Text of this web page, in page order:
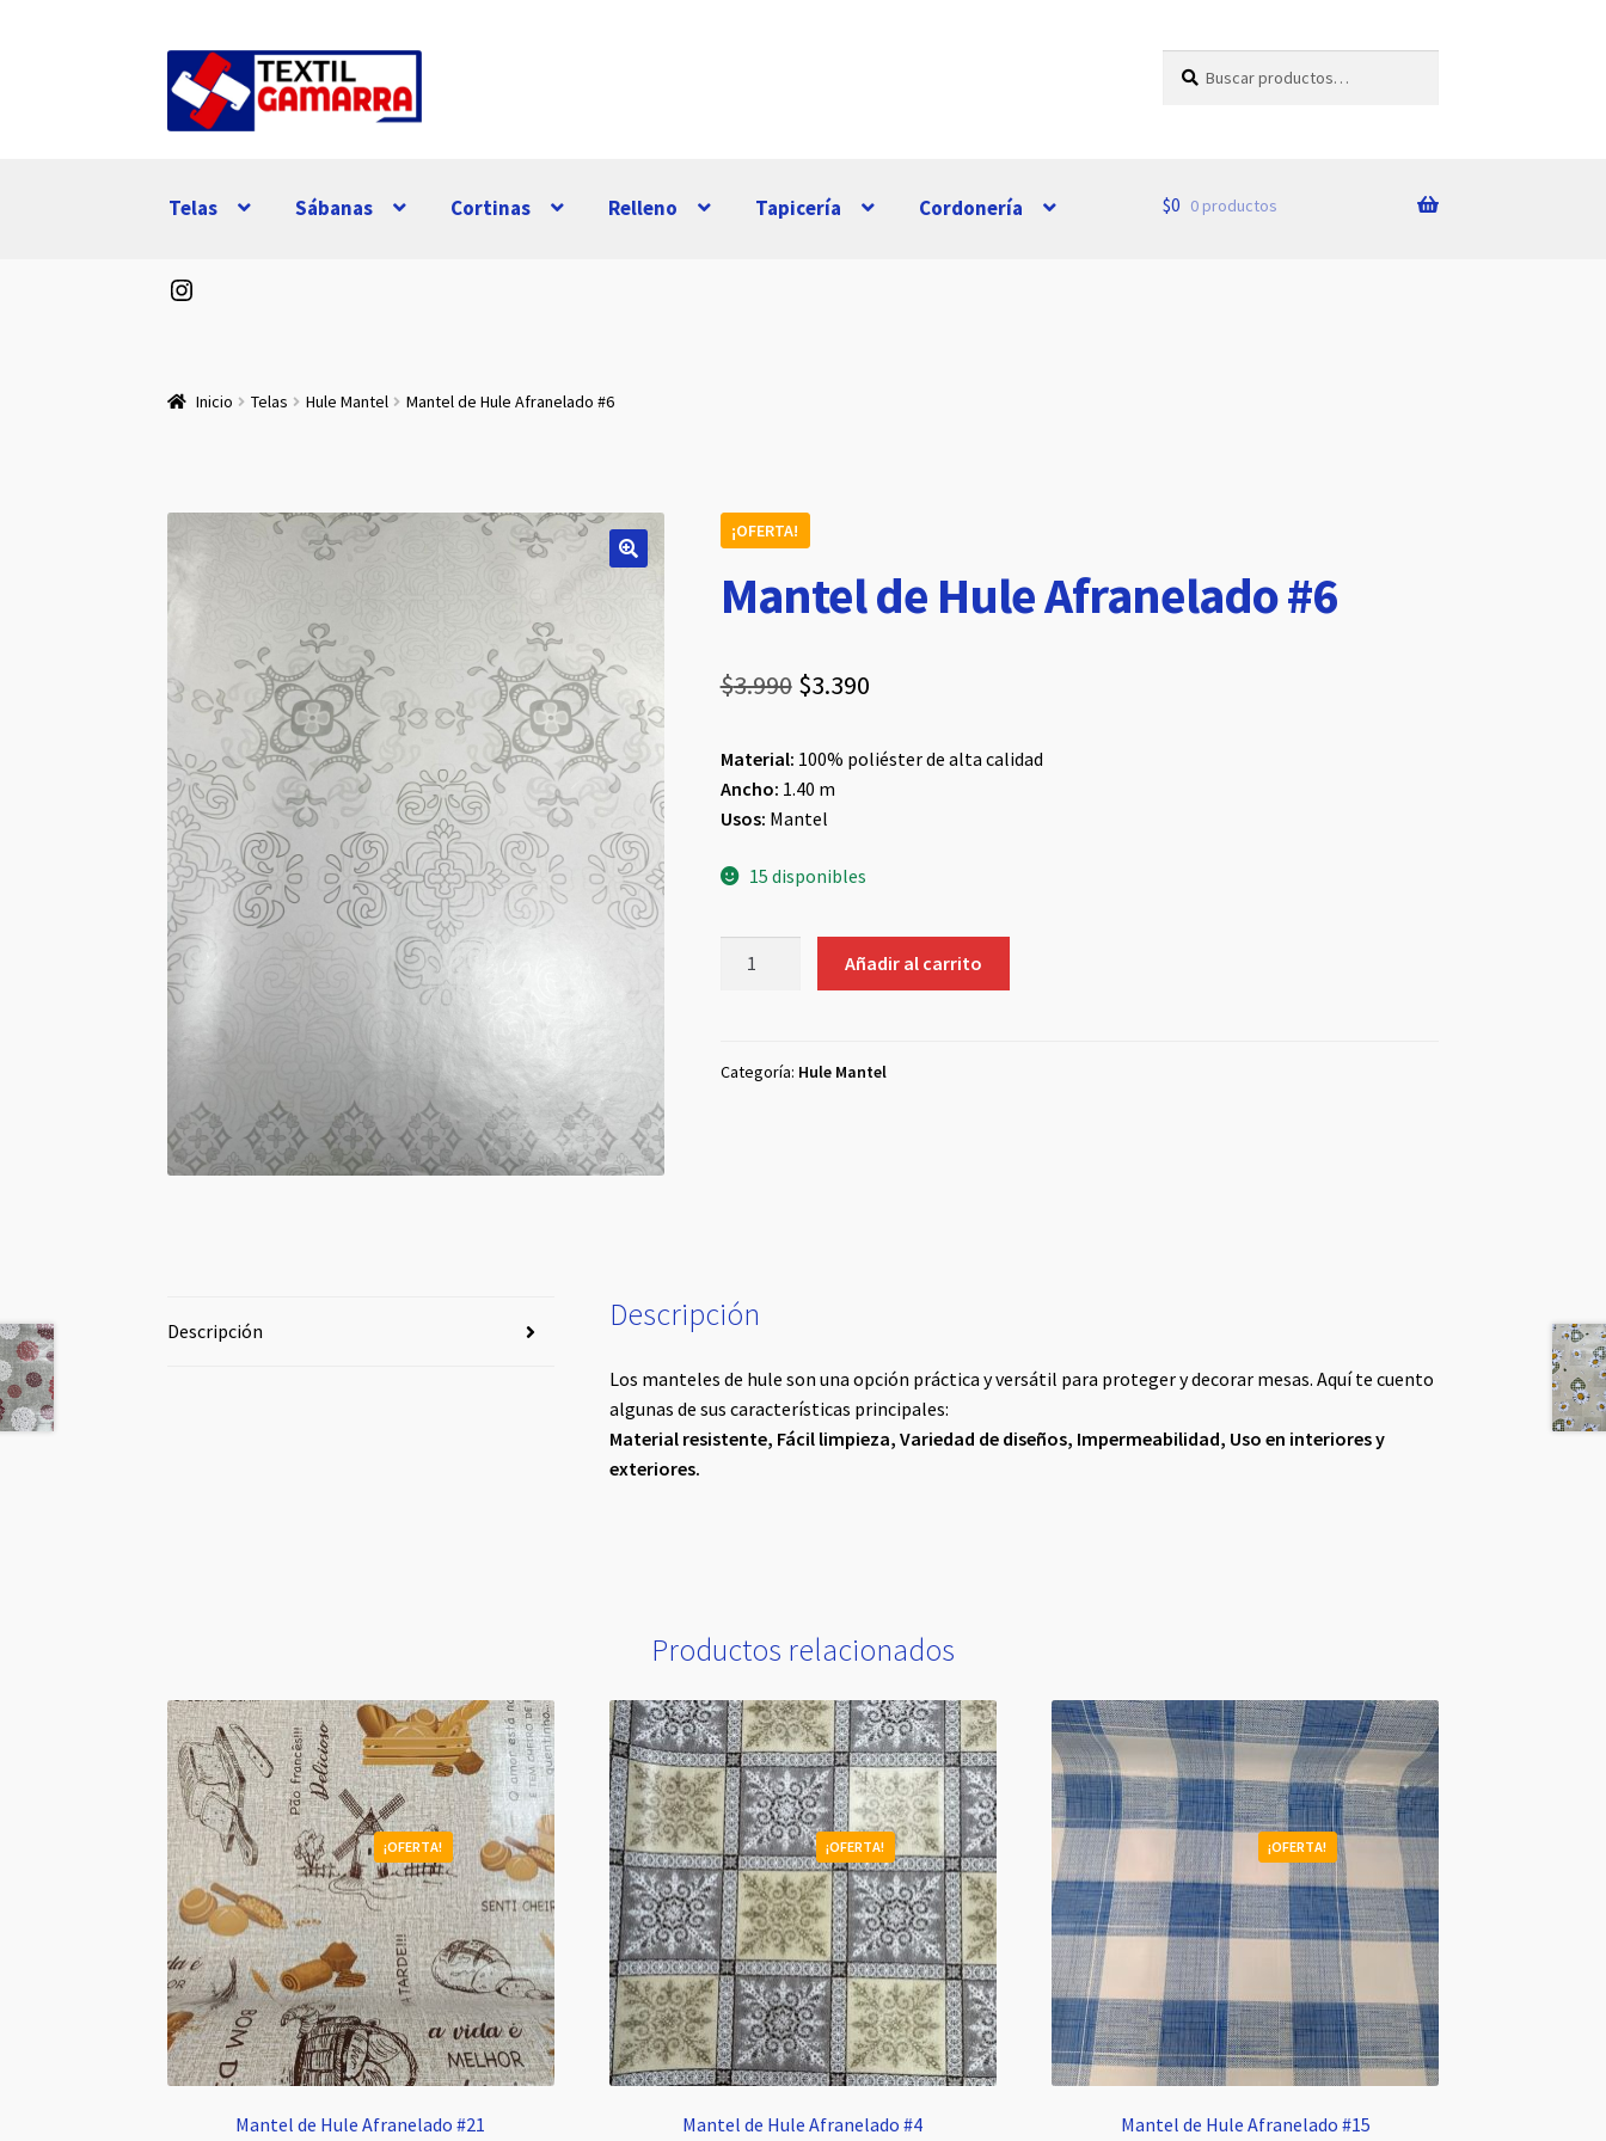
a
al
contenido
por:
Telas Sábanas Cortinas Relleno Tapicería Cordonería $0 0 productos
Instagram
Inicio Telas Hule Mantel Mantel de Hule Afranelado #6
¡OFERTA!
Mantel de Hule Afranelado #6
$3.990 El
original
era:
$3.390El
actual
Material: 100% poliéster de alta calidad
Ancho: 1.40 m
Usos: Mantel
15 disponibles
#6
Añadir al carrito
Categoría: Hule Mantel
Descripción Descripción
Los manteles de hule son una opción práctica y versátil para proteger y decorar mesas. Aquí te cuento
algunas de sus características principales:
Material resistente, Fácil limpieza,Variedad de diseños, Impermeabilidad, Uso en interiores y
exteriores.
Productos relacionados
Mantel de Hule Afranelado #21
¡OFERTA!
Mantel de Hule Afranelado #4
¡OFERTA!
Mantel de Hule Afranelado #15
¡OFERTA!